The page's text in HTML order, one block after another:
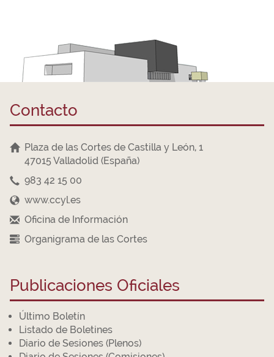
Contacto
Plaza de las Cortes de Castilla y León, 1
47015 Valladolid (España)
983 42 15 00
www.ccyl.es
Oficina de Información
Organigrama de las Cortes
Publicaciones Oficiales
Último Boletín
Listado de Boletines
Diario de Sesiones (Plenos)